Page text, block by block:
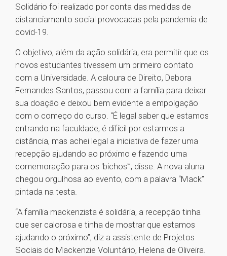
Solidário foi realizado por conta das medidas de
distanciamento social provocadas pela pandemia de
covid-19.
O objetivo, além da ação solidária, era permitir que os
novos estudantes tivessem um primeiro contato
com a Universidade. A caloura de Direito, Debora
Fernandes Santos, passou com a família para deixar
sua doação e deixou bem evidente a empolgação
com o começo do curso. “É legal saber que estamos
entrando na faculdade, é difícil por estarmos a
distância, mas achei legal a iniciativa de fazer uma
recepção ajudando ao próximo e fazendo uma
comemoração para os 'bichos'”, disse. A nova aluna
chegou orgulhosa ao evento, com a palavra “Mack”
pintada na testa.
“A família mackenzista é solidária, a recepção tinha
que ser calorosa e tinha de mostrar que estamos
ajudando o próximo”, diz a assistente de Projetos
Sociais do Mackenzie Voluntário, Helena de Oliveira.